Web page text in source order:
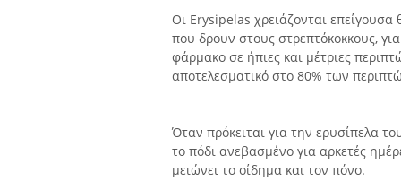
Οι Erysipelas χρειάζονται επείγουσα
που δρουν στους στρεπτόκοκκους,
φάρμακο σε ήπιες και μέτριες
αποτελεσματικό στο 80% των
Όταν πρόκειται για την ερυσίπελα
το πόδι ανεβασμένο για αρκετές
μειώνει το οίδημα και τον πόνο.